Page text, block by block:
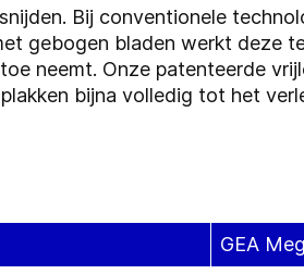
Bij conventionele
gebogen bladen werkt deze
neemt. Onze patenteerde
bijna volledig tot het
GEA